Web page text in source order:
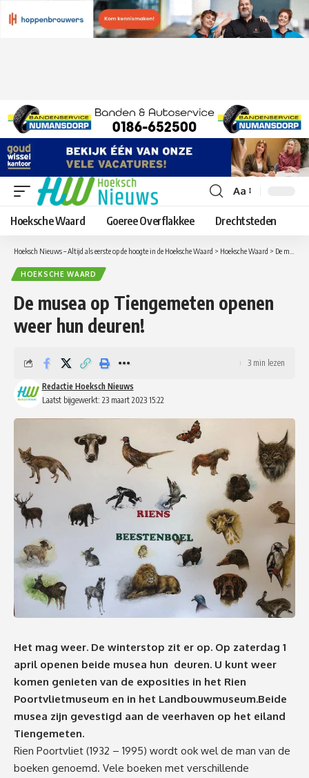
Lettergrootte
aanpassen
Aa
Hoeksche Waard Goeree Overflakkee Drechtsteden
Hoeksch Nieuws – Altijd als eerste op de hoogte in de Hoeksche Waard > Hoeksche Waard > De musea op Tiengemeten openen weer hun deuren!
HOEKSCHE WAARD
De musea op Tiengemeten openen
weer hun deuren!
Laatst bijgewerkt: 23 maart 2023 15:22
Redactie Hoeksch Nieuws
3 min lezen
Het mag weer. De winterstop zit er op. Op zaterdag 1
april openen beide musea hun deuren. U kunt weer
komen genieten van de exposities in het Rien
Poortvlietmuseum en in het Landbouwmuseum.Beide
musea zijn gevestigd aan de veerhaven op het eiland
Tiengemeten.
Rien Poortvliet (1932 – 1995) wordt ook wel de man van de
boeken genoemd. Vele boeken met verschillende